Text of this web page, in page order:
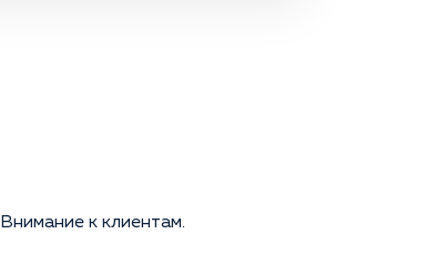
Внимание к клиентам.